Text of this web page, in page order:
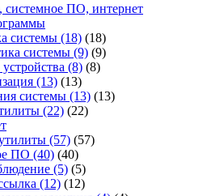
системное ПО, интернет
системы (18) (18)
системы (9) (9)
(8) (8)
(13) (13)
системы (13) (13)
(22) (22)
(57) (57)
ПО (40) (40)
(5) (5)
(12) (12)